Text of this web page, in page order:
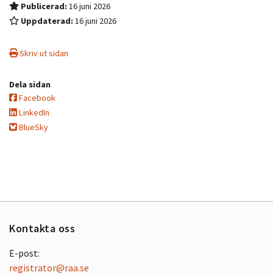
Publicerad:16 juni 2026
Uppdaterad:16 juni 2026
Skriv ut sidan
Dela sidan
Facebook
LinkedIn
BlueSky
Kontakta oss
E-post:
registrator@raa.se